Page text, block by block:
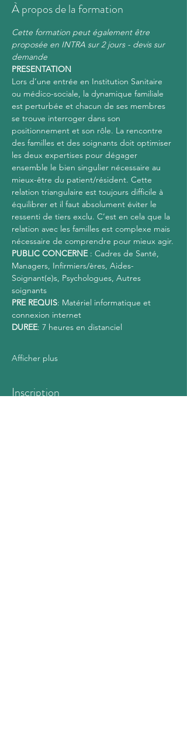
À propos de la formation
Cette formation peut également être
proposée en INTRA sur 2 jours - devis sur
demande
PRESENTATION
Lors d’une entrée en Institution Sanitaire
ou médico-sociale, la dynamique familiale
est perturbée et chacun de ses membres
se trouve interroger dans son
positionnement et son rôle. La rencontre
des familles et des soignants doit optimiser
les deux expertises pour dégager
ensemble le bien singulier nécessaire au
mieux-être du patient/résident. Cette
relation triangulaire est toujours difficile à
équilibrer et il faut absolument éviter le
ressenti de tiers exclu. C’est en cela que la
relation avec les familles est complexe mais
nécessaire de comprendre pour mieux agir.
PUBLIC CONCERNE : Cadres de Santé,
Managers, Infirmiers/ères, Aides-
Soignant(e)s, Psychologues, Autres
soignants
PRE REQUIS: Matériel informatique et
connexion internet
DUREE: 7 heures en distanciel
Afficher plus
Inscription